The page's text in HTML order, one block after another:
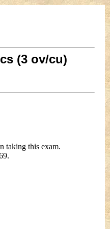
(3 ov/cu)
taking this exam.